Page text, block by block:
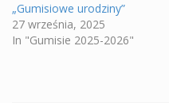
„Gumisiowe urodziny”
27 września, 2025
In "Gumisie 2025-2026"